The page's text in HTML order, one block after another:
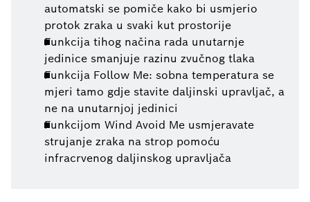
automatski se pomiče kako bi usmjerio
protok zraka u svaki kut prostorije
Funkcija tihog načina rada unutarnje
jedinice smanjuje razinu zvučnog tlaka
Funkcija Follow Me: sobna temperatura se
mjeri tamo gdje stavite daljinski upravljač, a
ne na unutarnjoj jedinici
Funkcijom Wind Avoid Me usmjeravate
strujanje zraka na strop pomoću
infracrvenog daljinskog upravljača